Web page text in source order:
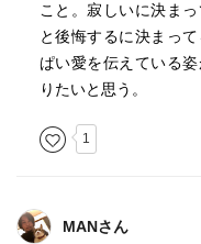
こと。寂しいに決ま
と後悔するに決まっ
ぱい愛を伝えている
りたいと思う。
1
MANさん